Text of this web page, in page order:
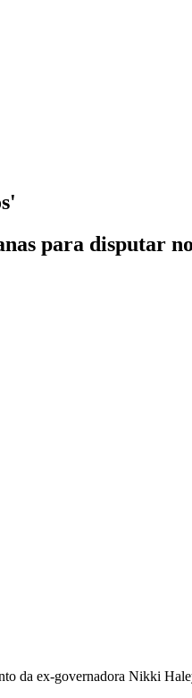
para disputar
da ex-governadora Nikki